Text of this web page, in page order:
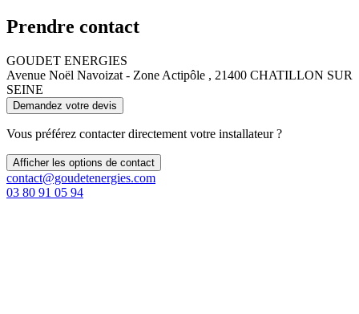
Prendre contact
GOUDET ENERGIES
Avenue Noël Navoizat - Zone Actipôle , 21400 CHATILLON SUR
SEINE
Demandez votre devis
Vous préférez contacter directement votre installateur ?
Afficher les options de contact
contact@goudetenergies.com
03 80 91 05 94